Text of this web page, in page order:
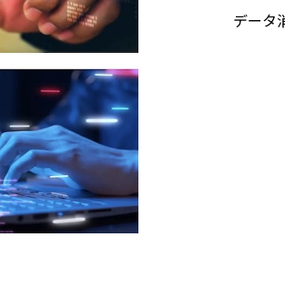
データ